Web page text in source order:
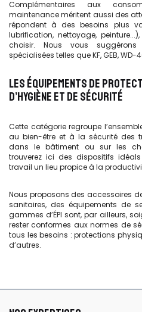
Complémentaires aux
maintenance méritent aussi des
répondent à des besoins plus
lubrification, nettoyage,
choisir. Nous vous
spécialisées telles que KF, GEB, WD-
LES ÉQUIPEMENTS DE
D’HYGIÈNE ET DE SÉCURITÉ
Cette catégorie regroupe
au bien-être et à la sécurité des
dans le bâtiment ou sur les
trouverez ici des dispositifs
travail un lieu propice à la
Nous proposons des accessoires
sanitaires, des équipements de
gammes d’ÉPI sont, par ailleurs,
rester conformes aux normes de
tous les besoins : protections
d’autres.